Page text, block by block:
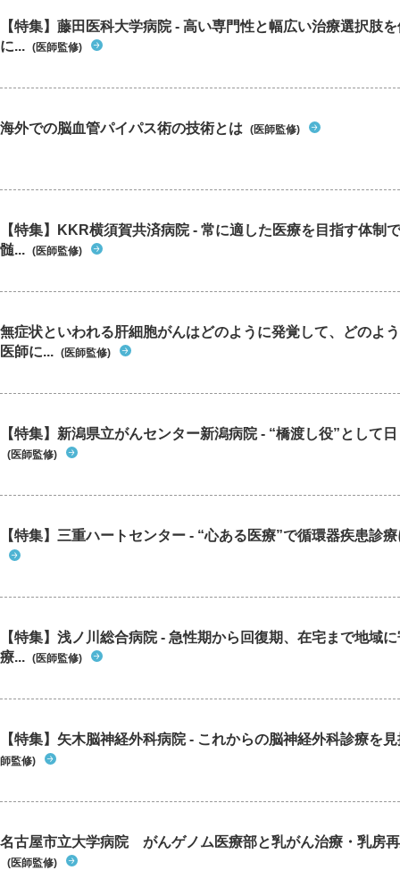
【特集】藤田医科大学病院 - 高い専門性と幅広い治療選択肢
に... (医師監修)
海外での脳血管パイパス術の技術とは (医師監修)
【特集】KKR横須賀共済病院 - 常に適した医療を目指す体制
髄... (医師監修)
無症状といわれる肝細胞がんはどのように発覚して、どのよ
医師に... (医師監修)
【特集】新潟県立がんセンター新潟病院 - “橋渡し役”として
(医師監修)
【特集】三重ハートセンター - “心ある医療”で循環器疾患診
【特集】浅ノ川総合病院 - 急性期から回復期、在宅まで地域
療... (医師監修)
【特集】矢木脳神経外科病院 - これからの脳神経外科診療を
師監修)
名古屋市立大学病院 がんゲノム医療部と乳がん治療・乳房
(医師監修)